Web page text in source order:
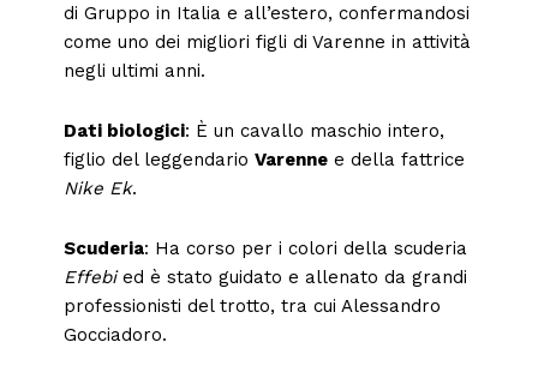
di Gruppo in Italia e all’estero, confermandosi
come uno dei migliori figli di Varenne in attività
negli ultimi anni.
Dati biologici: È un cavallo maschio intero,
figlio del leggendario Varennee della fattrice
Nike Ek.
Scuderia: Ha corso per i colori della scuderia
Effebied è stato guidato e allenato da grandi
professionisti del trotto, tra cui Alessandro
Gocciadoro.